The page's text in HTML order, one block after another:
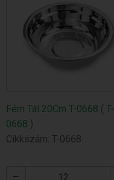
Fém Tál 20Cm T-0668 ( T-
0668 )
Cikkszám: T-0668